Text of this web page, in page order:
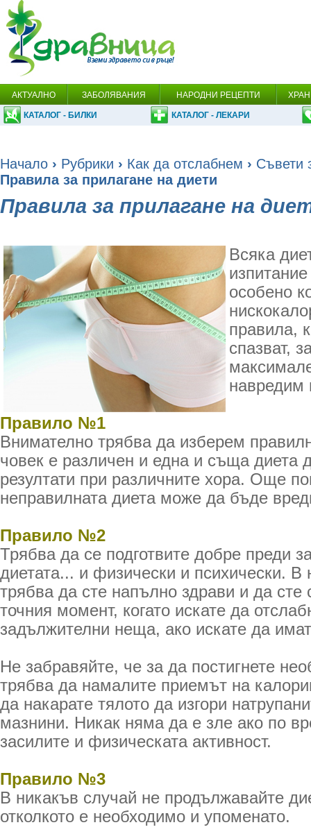
АКТУАЛНО ЗАБОЛЯВАНИЯ НАРОДНИ РЕЦЕПТИ
КАТАЛОГ - БИЛКИ КАТАЛОГ - ЛЕКАРИ
Начало › Рубрики › Как да отслабнем › Съвети
Правила за прилагане на диети
Правила за прилагане на
Всяка
особено
правила,
спазват,
навредим
Правило №1
Внимателно трябва да изберем
човек е различен и една и съща диета
резултати при различните хора. Още
неправилната диета може да бъде
Правило №2
Трябва да се подготвите добре преди
диетата... и физически и психически. В
трябва да сте напълно здрави и да сте
точния момент, когато искате да
задължителни неща, ако искате да
Не забравяйте, че за да постигнете
трябва да намалите приемът на
да накарате тялото да изгори
мазнини. Никак няма да е зле ако по
засилите и физическата активност.
Правило №3
В никакъв случай не продължавайте
отколкото е необходимо и упоменато.